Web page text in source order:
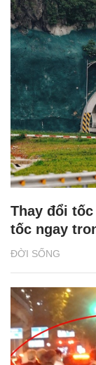
ĐỜI SỐNG
Thay đổi
tốc ngay